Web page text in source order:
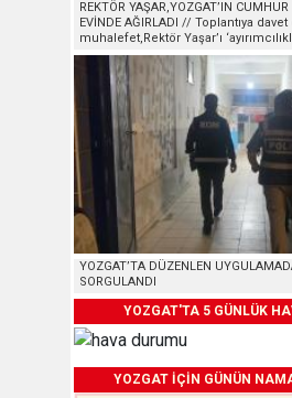
REKTÖR YAŞAR,YOZGAT’IN
EVİNDE AĞIRLADI // Toplantıya
muhalefet,Rektör Yaşar’ı
YOZGAT’TA DÜZENLEN
SORGULANDI
YOZGAT'TA 5 GÜNLÜK
YOZGAT İÇİN GÜNÜN